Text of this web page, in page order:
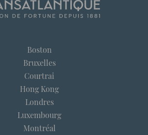
Boston
Bruxelles
Courtrai
Hong Kong
Londres
Luxembourg
Montréal